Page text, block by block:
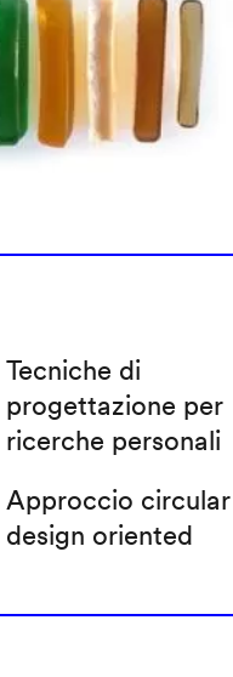
Tecniche di
progettazione per
ricerche personali
Approccio circular
design oriented